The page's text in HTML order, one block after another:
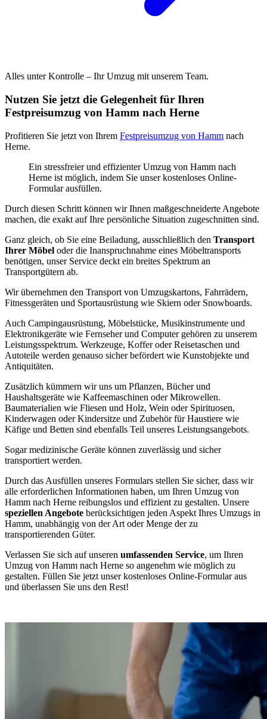
Alles unter Kontrolle – Ihr Umzug mit unserem Team.
Nutzen Sie jetzt die Gelegenheit für Ihren
Festpreisumzug von Hamm nach Herne
Profitieren Sie jetzt von Ihrem Festpreisumzug von Hamm nach
Herne.
Ein stressfreier und effizienter Umzug von Hamm nach
Herne ist möglich, indem Sie unser kostenloses Online-
Formular ausfüllen.
Durch diesen Schritt können wir Ihnen maßgeschneiderte Angebote
machen, die exakt auf Ihre persönliche Situation zugeschnitten sind.
Ganz gleich, ob Sie eine Beiladung, ausschließlich den Transport
Ihrer Möbel oder die Inanspruchnahme eines Möbeltransports
benötigen, unser Service deckt ein breites Spektrum an
Transportgütern ab.
Wir übernehmen den Transport von Umzugskartons, Fahrrädern,
Fitnessgeräten und Sportausrüstung wie Skiern oder Snowboards.
Auch Campingausrüstung, Möbelstücke, Musikinstrumente und
Elektronikgeräte wie Fernseher und Computer gehören zu unserem
Leistungsspektrum. Werkzeuge, Koffer oder Reisetaschen und
Autoteile werden genauso sicher befördert wie Kunstobjekte und
Antiquitäten.
Zusätzlich kümmern wir uns um Pflanzen, Bücher und
Haushaltsgeräte wie Kaffeemaschinen oder Mikrowellen.
Baumaterialien wie Fliesen und Holz, Wein oder Spirituosen,
Kinderwagen oder Kindersitze und Zubehör für Haustiere wie
Käfige und Betten sind ebenfalls Teil unseres Leistungsangebots.
Sogar medizinische Geräte können zuverlässig und sicher
transportiert werden.
Durch das Ausfüllen unseres Formulars stellen Sie sicher, dass wir
alle erforderlichen Informationen haben, um Ihren Umzug von
Hamm nach Herne reibungslos und effizient zu gestalten. Unsere
speziellen Angebote berücksichtigen jeden Aspekt Ihres Umzugs in
Hamm, unabhängig von der Art oder Menge der zu
transportierenden Güter.
Verlassen Sie sich auf unseren umfassenden Service, um Ihren
Umzug von Hamm nach Herne so angenehm wie möglich zu
gestalten. Füllen Sie jetzt unser kostenloses Online-Formular aus
und überlassen Sie uns den Rest!